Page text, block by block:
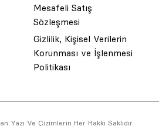
Mesafeli Satış
Sözleşmesi
Gizlilik, Kişisel Verilerin
Korunması ve İşlenmesi
Politikası
Yazı Ve Çizimlerin Her Hakkı Saklıdır.